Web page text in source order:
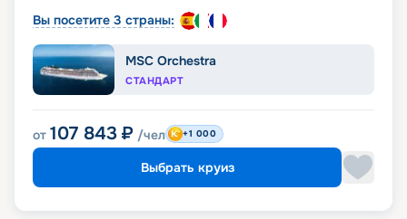
Вы посетите 3 страны:
MSC Orchestra
СТАНДАРТ
от 107 843 ₽ /чел +1 000
Выбрать круиз